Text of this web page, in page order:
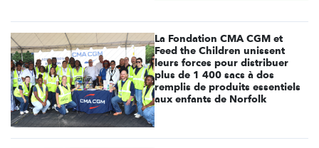
La Fondation CMA CGM et
Feed the Children unissent
leurs forces pour distribuer
plus de 1 400 sacs à dos
remplis de produits essentiels
aux enfants de Norfolk